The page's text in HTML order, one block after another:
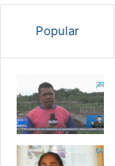
Popular